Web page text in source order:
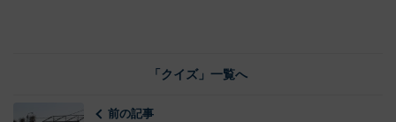
「クイズ」一覧へ
前の記事